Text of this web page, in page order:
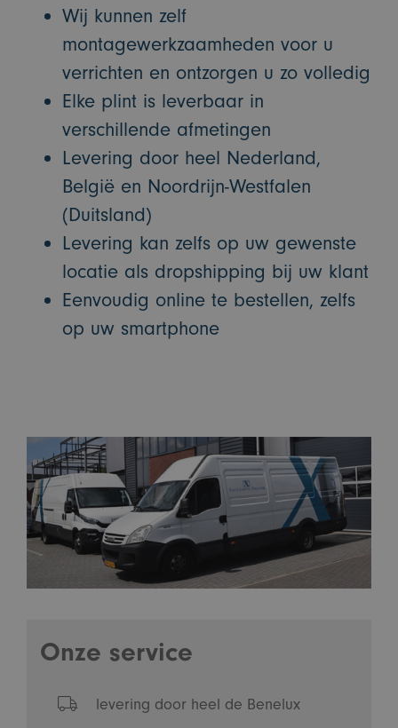
Wij kunnen zelf
montagewerkzaamheden voor u
verrichten en ontzorgen u zo volledig
Elke plint is leverbaar in
verschillende afmetingen
Levering door heel Nederland,
België en Noordrijn-Westfalen
(Duitsland)
Levering kan zelfs op uw gewenste
locatie als dropshipping bij uw klant
Eenvoudig online te bestellen, zelfs
op uw smartphone
Onze service
levering door heel de Benelux